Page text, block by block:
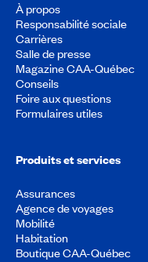
À propos
Responsabilité sociale
Carrières
Salle de presse
Magazine CAA-Québec
Conseils
Foire aux questions
Formulaires utiles
Produits et services
Assurances
Agence de voyages
Mobilité
Habitation
Boutique CAA-Québec